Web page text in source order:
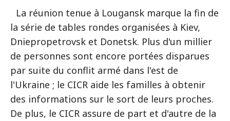
La réunion tenue à Lougansk marque la fin de
la série de tables rondes organisées à Kiev,
Dniepropetrovsk et Donetsk. Plus d'un millier
de personnes sont encore portées disparues
par suite du conflit armé dans l'est de
l'Ukraine ; le CICR aide les familles à obtenir
des informations sur le sort de leurs proches.
De plus, le CICR assure de part et d'autre de la